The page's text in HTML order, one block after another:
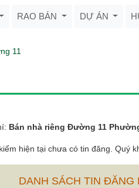
RAO BÁN DỰ ÁN
11
Bán nhà riêng Đường 11
hiện tại chưa có tin đăng. Quý
DANH SÁCH TIN ĐĂNG